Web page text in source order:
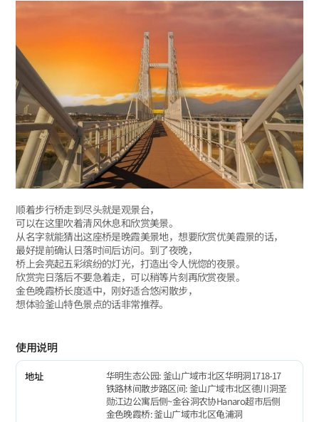
顺着步行桥走到尽头就是观景台，
可以在这里吹着清风休息和欣赏美景。
从名字就能猜出这座桥是晚霞美景地，想要欣赏优美霞景的话，
最好提前确认日落时间后访问。到了夜晚，
桥上会亮起五彩缤纷的灯光，打造出令人恍惚的夜景。
欣赏完日落后不要急着走，可以稍等片刻再欣赏夜景。
金色晚霞桥长度适中，刚好适合悠闲散步，
想体验釜山特色景点的话非常推荐。
使用说明
地址
华明生态公园: 釜山广域市北区华明洞1718-17
铁路林间散步路区间: 釜山广域市北区德川洞圣
勋江边公寓后侧~金谷洞农协Hanaro超市后侧
金色晚霞桥: 釜山广域市北区龟浦洞